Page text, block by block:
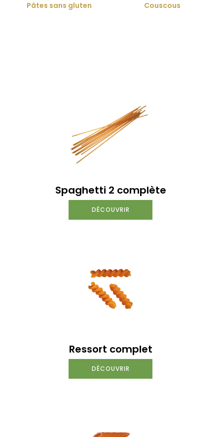
Pâtes sans gluten Couscous
Spaghetti 2 complète
DÉCOUVRIR
Ressort complet
DÉCOUVRIR